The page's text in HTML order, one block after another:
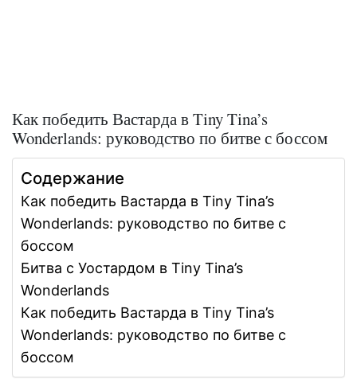
Как победить Вастарда в Tiny Tina’s
Wonderlands: руководство по битве с боссом
Содержание
Как победить Вастарда в Tiny Tina’s
Wonderlands: руководство по битве с
боссом
Битва с Уостардом в Tiny Tina’s
Wonderlands
Как победить Вастарда в Tiny Tina’s
Wonderlands: руководство по битве с
боссом